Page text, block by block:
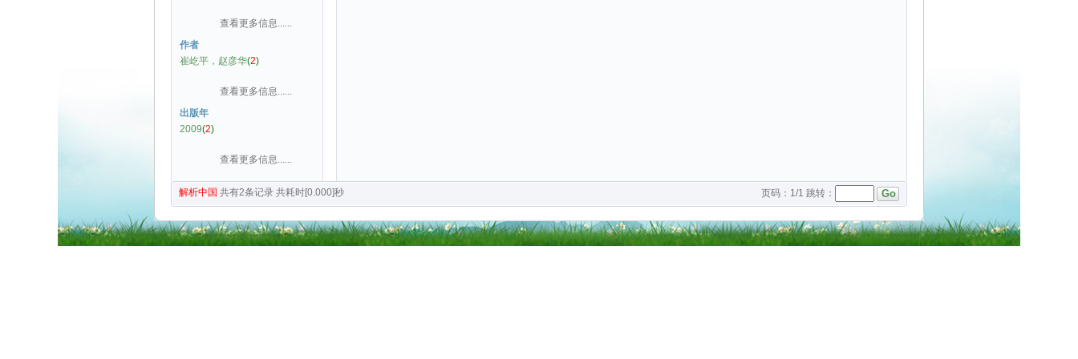
查看更多信息......
作者
崔屹平，赵彦华(2)
查看更多信息......
出版年
2009(2)
查看更多信息......
解析中国 共有2条记录 共耗时[0.000]秒 页码： 1 /1 跳转：